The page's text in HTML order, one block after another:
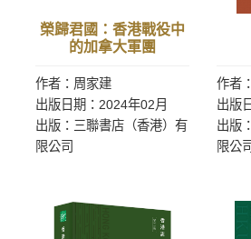
榮歸君國：香港戰役中
的加拿大軍團
作者：周家建
出版日期：2024年02月
出版：三聯書店（香港）有
限公司
作者
出版
出版
限公司